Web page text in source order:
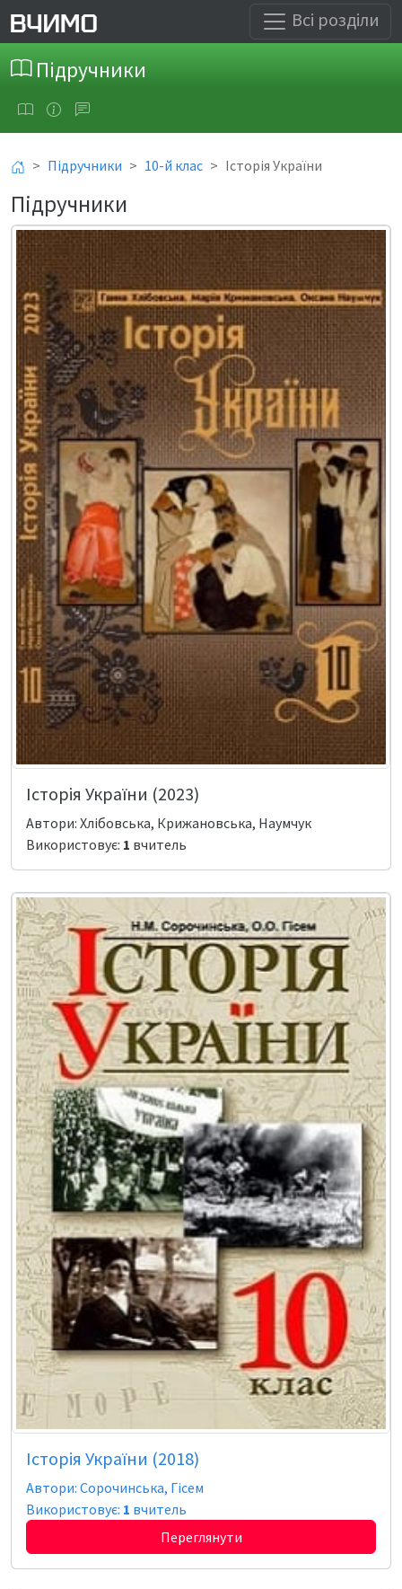
Всі розділи
Підручники
Підручники 10-й клас Історія України
Підручники
Історія України (2023)
Автори: Хлібовська, Крижановська, Наумчук
Використовує: 1 вчитель
Історія України (2018)
Автори: Сорочинська, Гісем
Використовує: 1 вчитель
Переглянути